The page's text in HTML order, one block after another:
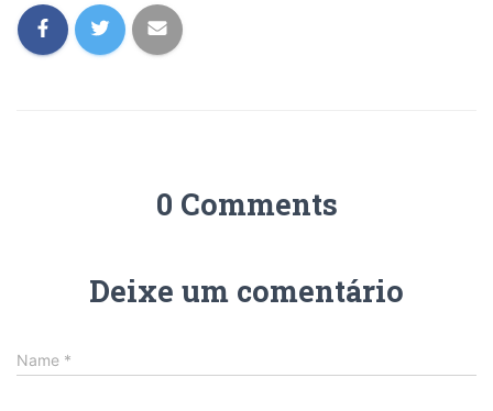
0 Comments
Deixe um comentário
Name *